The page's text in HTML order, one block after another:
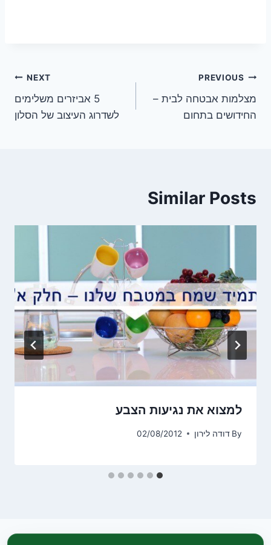
ניווט
PREVIOUS
מצלמות אבטחה לבית –
החידושים בתחום
NEXT
5 אביזרים משלימים
לשדרוג העיצוב של הסלון
Similar Posts
למצוא את נגיעות הצבע
By דודה לירון 02/08/2012